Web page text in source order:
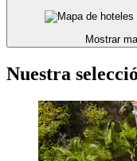
Mostrar
Nuestra